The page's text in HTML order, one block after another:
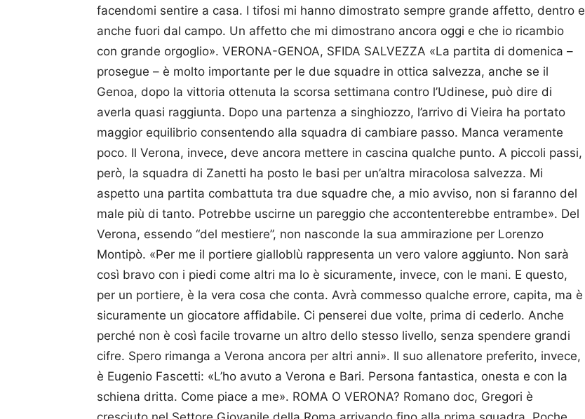
facendomi sentire a casa. I tifosi mi hanno dimostrato sempre grande affetto, dentro e
anche fuori dal campo. Un affetto che mi dimostrano ancora oggi e che io ricambio
con grande orgoglio». VERONA-GENOA, SFIDA SALVEZZA «La partita di domenica –
prosegue – è molto importante per le due squadre in ottica salvezza, anche se il
Genoa, dopo la vittoria ottenuta la scorsa settimana contro l’Udinese, può dire di
averla quasi raggiunta. Dopo una partenza a singhiozzo, l’arrivo di Vieira ha portato
maggior equilibrio consentendo alla squadra di cambiare passo. Manca veramente
poco. Il Verona, invece, deve ancora mettere in cascina qualche punto. A piccoli passi,
però, la squadra di Zanetti ha posto le basi per un’altra miracolosa salvezza. Mi
aspetto una partita combattuta tra due squadre che, a mio avviso, non si faranno del
male più di tanto. Potrebbe uscirne un pareggio che accontenterebbe entrambe». Del
Verona, essendo “del mestiere”, non nasconde la sua ammirazione per Lorenzo
Montipò. «Per me il portiere gialloblù rappresenta un vero valore aggiunto. Non sarà
così bravo con i piedi come altri ma lo è sicuramente, invece, con le mani. E questo,
per un portiere, è la vera cosa che conta. Avrà commesso qualche errore, capita, ma è
sicuramente un giocatore affidabile. Ci penserei due volte, prima di cederlo. Anche
perché non è così facile trovarne un altro dello stesso livello, senza spendere grandi
cifre. Spero rimanga a Verona ancora per altri anni». Il suo allenatore preferito, invece,
è Eugenio Fascetti: «L’ho avuto a Verona e Bari. Persona fantastica, onesta e con la
schiena dritta. Come piace a me». ROMA O VERONA? Romano doc, Gregori è